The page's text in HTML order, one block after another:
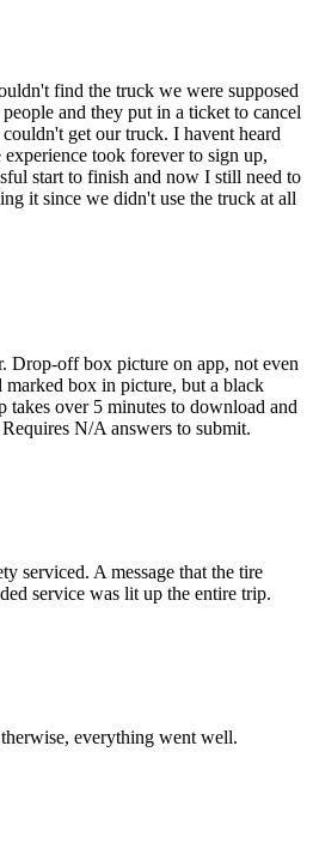
find the truck we were supposed
and they put in a ticket to cancel
get our truck. I havent heard
took forever to sign up,
start to finish and now I still need to
it since we didn't use the truck at all
Drop-off box picture on app, not even
box in picture, but a black
takes over 5 minutes to download and
N/A answers to submit.
serviced. A message that the tire
service was lit up the entire trip.
everything went well.